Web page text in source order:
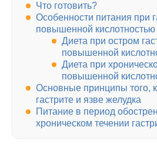
Что готовить?
Особенности питания при
повышенной кислотностью
Диета при остром
повышенной
Диета при
повышенной
Основные принципы того,
гастрите и язве желудка
Питание в период
хроническом течении